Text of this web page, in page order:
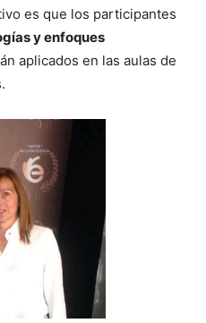
es que los participantes
y enfoques
aplicados en las aulas de